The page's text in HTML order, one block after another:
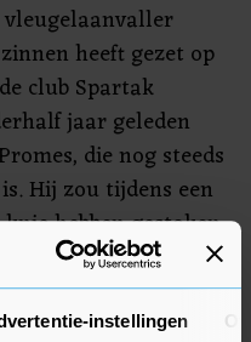
instellingen
heeft gezet op
club Spartak
jaar geleden
die nog steeds
Hij zou tijdens een
hebben gestoken.
nog in gesprek over